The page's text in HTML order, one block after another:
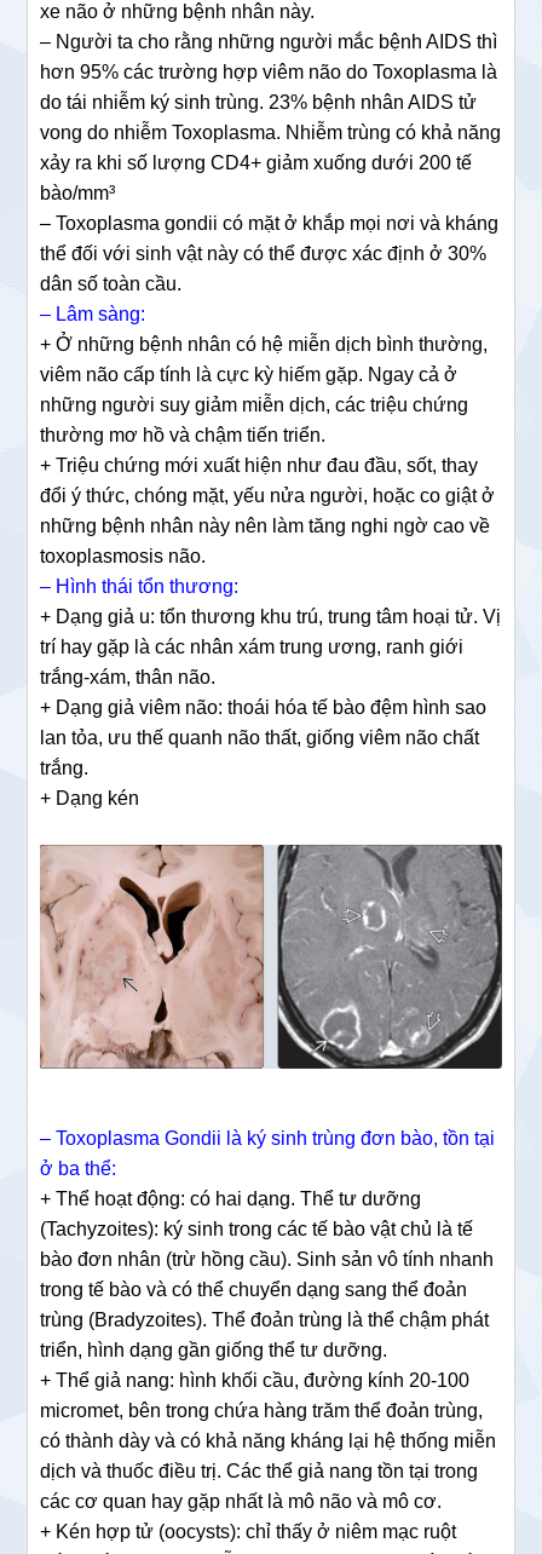
xe não ở những bệnh nhân này.
– Người ta cho rằng những người mắc bệnh AIDS thì
hơn 95% các trường hợp viêm não do Toxoplasma là
do tái nhiễm ký sinh trùng. 23% bệnh nhân AIDS tử
vong do nhiễm Toxoplasma. Nhiễm trùng có khả năng
xảy ra khi số lượng CD4+ giảm xuống dưới 200 tế
bào/mm³
– Toxoplasma gondii có mặt ở khắp mọi nơi và kháng
thể đối với sinh vật này có thể được xác định ở 30%
dân số toàn cầu.
– Lâm sàng:
+ Ở những bệnh nhân có hệ miễn dịch bình thường,
viêm não cấp tính là cực kỳ hiếm gặp. Ngay cả ở
những người suy giảm miễn dịch, các triệu chứng
thường mơ hồ và chậm tiến triển.
+ Triệu chứng mới xuất hiện như đau đầu, sốt, thay
đổi ý thức, chóng mặt, yếu nửa người, hoặc co giật ở
những bệnh nhân này nên làm tăng nghi ngờ cao về
toxoplasmosis não.
– Hình thái tổn thương:
+ Dạng giả u: tổn thương khu trú, trung tâm hoại tử. Vị
trí hay gặp là các nhân xám trung ương, ranh giới
trắng-xám, thân não.
+ Dạng giả viêm não: thoái hóa tế bào đệm hình sao
lan tỏa, ưu thế quanh não thất, giống viêm não chất
trắng.
+ Dạng kén
– Toxoplasma Gondii là ký sinh trùng đơn bào, tồn tại
ở ba thể:
+ Thể hoạt động: có hai dạng. Thể tư dưỡng
(Tachyzoites): ký sinh trong các tế bào vật chủ là tế
bào đơn nhân (trừ hồng cầu). Sinh sản vô tính nhanh
trong tế bào và có thể chuyển dạng sang thể đoản
trùng (Bradyzoites). Thể đoản trùng là thể chậm phát
triển, hình dạng gần giống thể tư dưỡng.
+ Thể giả nang: hình khối cầu, đường kính 20-100
micromet, bên trong chứa hàng trăm thể đoản trùng,
có thành dày và có khả năng kháng lại hệ thống miễn
dịch và thuốc điều trị. Các thể giả nang tồn tại trong
các cơ quan hay gặp nhất là mô não và mô cơ.
+ Kén hợp tử (oocysts): chỉ thấy ở niêm mạc ruột